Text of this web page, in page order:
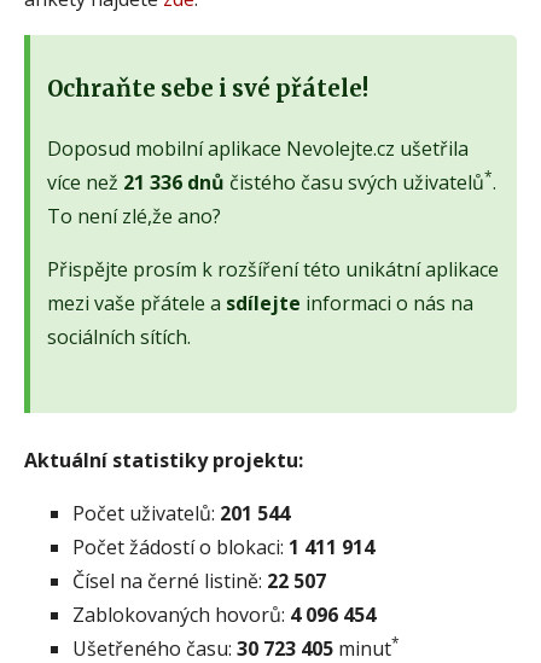
Ochraňte sebe i své přátele!
Doposud mobilní aplikace Nevolejte.cz ušetřila
více než 21 336 dnů čistého času svých uživatelů*.
To není zlé,že ano?
Přispějte prosím k rozšíření této unikátní aplikace
mezi vaše přátele a sdílejte informaci o nás na
sociálních sítích.
Aktuální statistiky projektu:
Počet uživatelů: 201 544
Počet žádostí o blokaci: 1 411 914
Čísel na černé listině: 22 507
Zablokovaných hovorů: 4 096 454
Ušetřeného času: 30 723 405 minut*